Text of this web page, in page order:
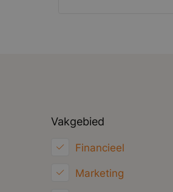
Vakgebied
Financieel
Marketing